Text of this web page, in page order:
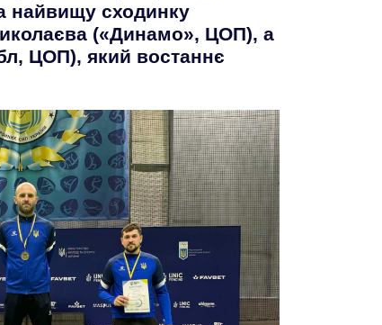
найвищу сходинку
(«Динамо», ЦОП), а
ЦОП), який востаннє